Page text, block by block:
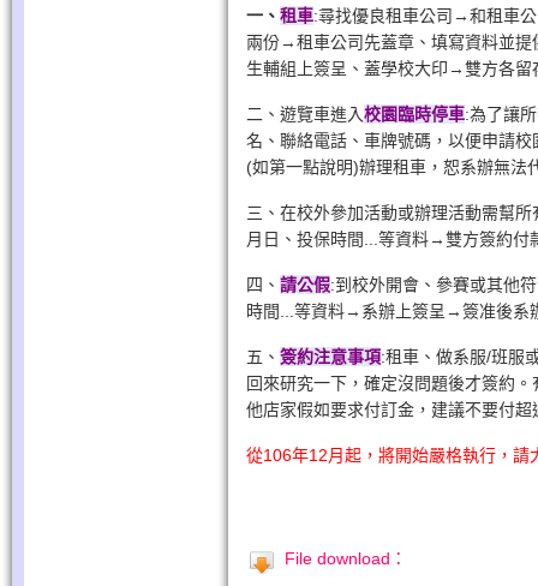
一、 租車:尋找優良租車公司→和租車
兩份→租車公司先蓋章、填寫資料並
生輔組上簽呈、蓋學校大印→雙方各
二、遊覽車進入校園臨時停車:為了讓
名、聯絡電話、車牌號碼，以便申請
(如第一點說明)辦理租車，恕系辦無法
三、在校外參加活動或辦理活動需幫所
月日、投保時間...等資料→雙方簽約付
四、 請公假:到校外開會、參賽或其他
時間...等資料→系辦上簽呈→簽准後系
五、 簽約注意事項:租車、做系服/班服
回來研究一下，確定沒問題後才簽約
他店家假如要求付訂金，建議不要付
從106年12月起，將開始嚴格執行，
File download：